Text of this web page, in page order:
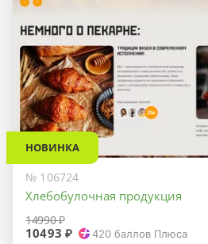
НОВИНКА
№ 106724
Хлебобулочная продукция
14990 ₽
10493 ₽ 420 баллов Плюса